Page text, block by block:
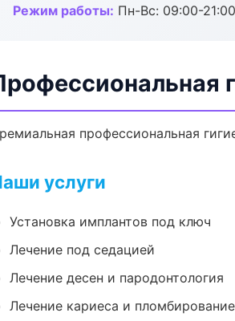
Режим работы: Пн-Вс: 09:00-21:00
профессиональная
услуги
Установка имплантов под ключ
Лечение под седацией
Лечение десен и пародонтология
Лечение кариеса и пломбирование